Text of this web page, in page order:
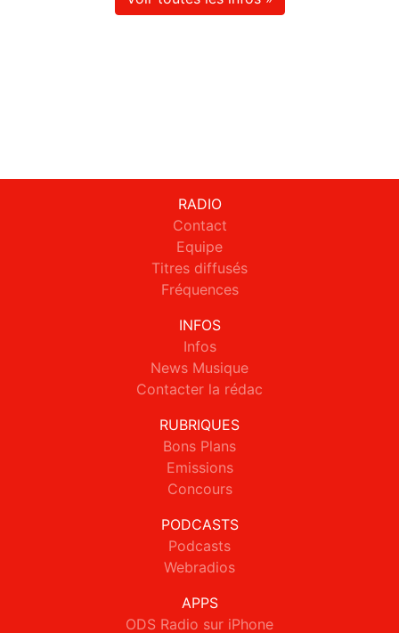
RADIO
Contact
Equipe
Titres diffusés
Fréquences
INFOS
Infos
News Musique
Contacter la rédac
RUBRIQUES
Bons Plans
Emissions
Concours
PODCASTS
Podcasts
Webradios
APPS
ODS Radio sur iPhone